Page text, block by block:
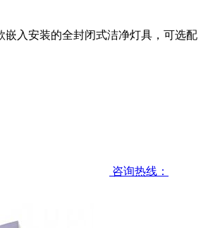
嵌入安装的全封闭式洁净灯具，可选配
咨询热线：